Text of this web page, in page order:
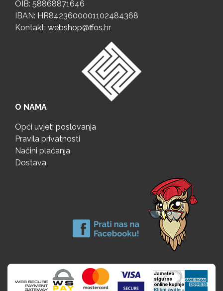
OIB: 58868871646
IBAN: HR8423600001102484368
Kontakt: webshop@ffos.hr
O NAMA
Opći uvjeti poslovanja
Pravila privatnosti
Načini plaćanja
Dostava